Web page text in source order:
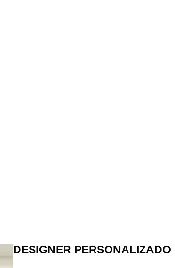
DESIGNER PERSONALIZADO